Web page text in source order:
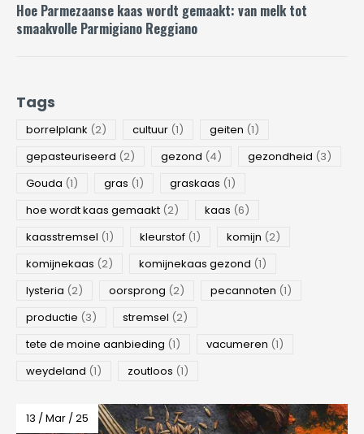
Hoe Parmezaanse kaas wordt gemaakt: van melk tot
smaakvolle Parmigiano Reggiano
Tags
borrelplank (2) cultuur (1) geiten (1)
gepasteuriseerd (2) gezond (4) gezondheid (3)
Gouda (1) gras (1) graskaas (1)
hoe wordt kaas gemaakt (2) kaas (6)
kaasstremsel (1) kleurstof (1) komijn (2)
komijnekaas (2) komijnekaas gezond (1)
lysteria (2) oorsprong (2) pecannoten (1)
productie (3) stremsel (2)
tete de moine aanbieding (1) vacumeren (1)
weydeland (1) zoutloos (1)
13 / Mar / 25